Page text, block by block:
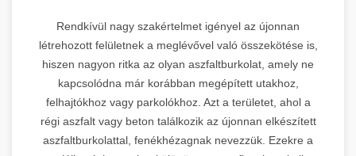
Rendkívül nagy szakértelmet igényel az újonnan
létrehozott felületnek a meglévővel való összekötése is,
hiszen nagyon ritka az olyan aszfaltburkolat, amely ne
kapcsolódna már korábban megépített utakhoz,
felhajtókhoz vagy parkolókhoz. Azt a területet, ahol a
régi aszfalt vagy beton találkozik az újonnan elkészített
aszfaltburkolattal, fenékhézagnak nevezzük. Ezekre a